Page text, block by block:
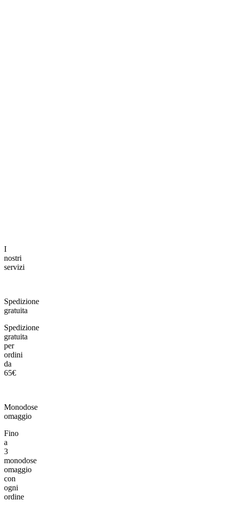
I
nostri
servizi
Spedizione
gratuita
Spedizione
gratuita
per
ordini
da
65€
Monodose
omaggio
Fino
a
3
monodose
omaggio
con
ogni
ordine